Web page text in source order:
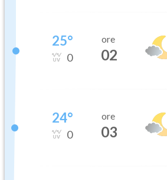
25°
0
ore
02
24°
0
ore
03